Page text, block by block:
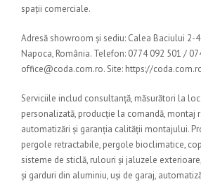
spații comerciale.
Adresă showroom și sediu: Calea Baciului 2-
Napoca, România. Telefon: 0774 092 501 /
office@coda.com.ro. Site: https://
Serviciile includ consultanță, măsurători la
personalizată, producție la comandă, montaj
automatizări și garanția calității montajului.
pergole retractabile, pergole bioclimatice,
sisteme de sticlă, rulouri și jaluzele
și garduri din aluminiu, uși de garaj,